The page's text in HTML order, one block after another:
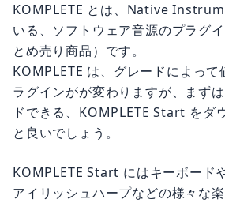
KOMPLETE とは、Native
いる、ソフトウェア音源のプラグ
とめ売り商品）です。
KOMPLETE は、グレードによっ
ラグインがが変わりますが、まず
ドできる、KOMPLETE Start をダ
と良いでしょう。
KOMPLETE Start にはキーボード
アイリッシュハープなどの様々な